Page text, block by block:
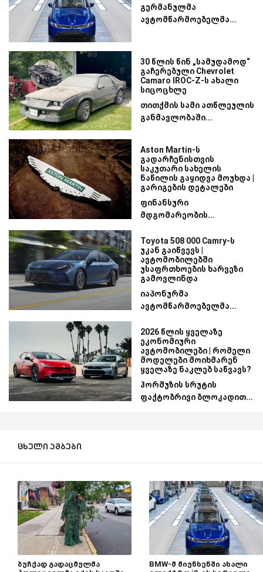
გერმანულმა
ავტომწარმოებელმა...
30 წლის წინ „სამუდამოდ“
გაჩერებული Chevrolet
Camaro IROC-Z-ს ახალი
სიცოცხლე
თითქმის სამი ათწლეულის
განმავლობაში...
Aston Martin-ს
გადარჩენისთვის
საკუთარი სახელის
ნაწილის გაყიდვა მოუხდა |
გარიგების დეტალები
ფინანსური
მდგომარეობის...
Toyota 508 000 Camry-ს
უკან გაიწვევს |
ავტომობილებში
უსაფრთხოების ხარვეზი
გამოვლინდა
იაპონურმა
ავტომწარმოებელმა...
2026 წლის ყველაზე
ეკონომიური
ავტომობილები | რომელი
მოდელები მოიხმარენ
ყველაზე ნაკლებ საწვავს?
ჰორმუზის სრუტის
ფაქტობრივი ბლოკადით...
ცხელი ამბები
ბუჩქად გადაცმულმა
BMW-მ მიუნხენში ახალი